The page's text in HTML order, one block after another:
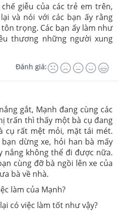
giễu của các trẻ em trên,
và nói với các bạn ấy rằng
trọng. Các bạn ấy làm như
thương những người xung
Đánh giá:
gắt, Mạnh đang cùng các
trấn thì thấy một bà cụ đang
cụ rất mệt mỏi, mặt tái mét.
dừng xe, hỏi han bà mấy
nắng không thể đi được nữa.
cùng đỡ bà ngồi lên xe của
bà về nhà.
làm của Mạnh?
có việc làm tốt như vậy?